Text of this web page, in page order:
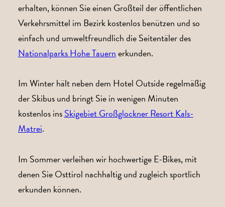
erhalten, können Sie einen Großteil der öffentlichen
Verkehrsmittel im Bezirk kostenlos benützen und so
einfach und umweltfreundlich die Seitentäler des
Nationalparks Hohe Tauernerkunden.
Im Winter hält neben dem Hotel Outside regelmäßig
der Skibus und bringt Sie in wenigen Minuten
kostenlos insSkigebiet Großglockner Resort Kals-
Matrei.
Im Sommer verleihen wir hochwertige E-Bikes, mit
denen Sie Osttirol nachhaltig und zugleich sportlich
erkunden können.